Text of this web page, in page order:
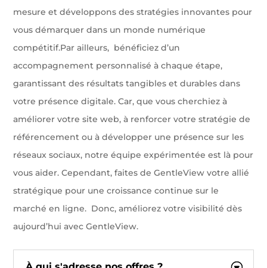
mesure et développons des stratégies innovantes pour
vous démarquer dans un monde numérique
compétitif.Par ailleurs, bénéficiez d’un
accompagnement personnalisé à chaque étape,
garantissant des résultats tangibles et durables dans
votre présence digitale. Car, que vous cherchiez à
améliorer votre site web, à renforcer votre stratégie de
référencement ou à développer une présence sur les
réseaux sociaux, notre équipe expérimentée est là pour
vous aider. Cependant, faites de GentleView votre allié
stratégique pour une croissance continue sur le
marché en ligne. Donc, améliorez votre visibilité dès
aujourd’hui avec GentleView.